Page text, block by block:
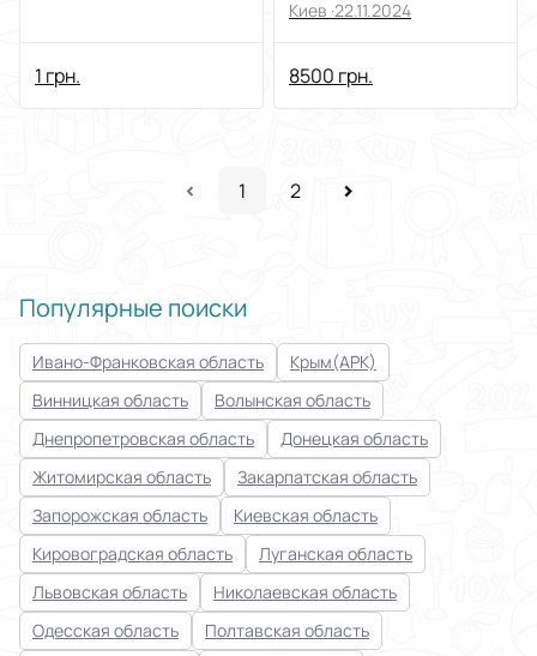
1 грн.
сидінням Soft
Киев ·22.11.2024
8500 грн.
1 2
Популярные поиски
Ивано-Франковская область
Крым(АРК)
Винницкая область
Волынская область
Днепропетровская область
Донецкая область
Житомирская область
Закарпатская область
Запорожская область
Киевская область
Кировоградская область
Луганская область
Львовская область
Николаевская область
Одесская область
Полтавская область